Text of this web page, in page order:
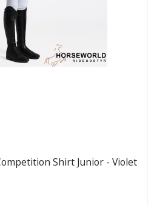
Shirt Junior - Violet